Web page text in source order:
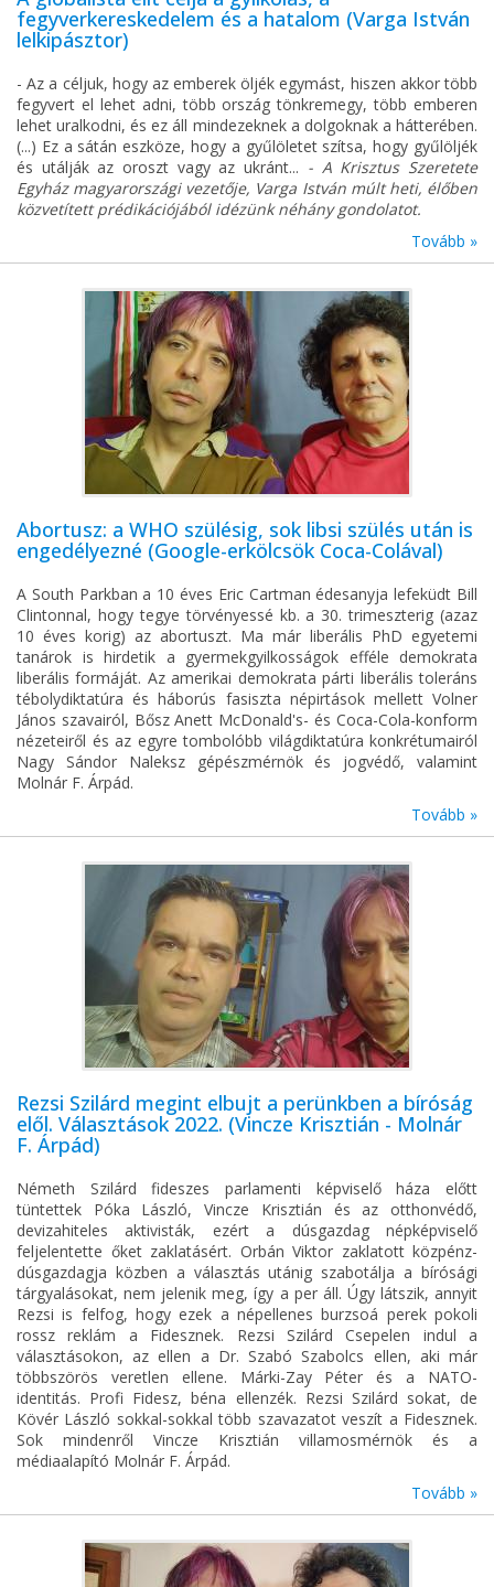
fegyverkereskedelem és a hatalom (Varga István
lelkipásztor)
- Az a céljuk, hogy az emberek öljék egymást, hiszen akkor több
fegyvert el lehet adni, több ország tönkremegy, több emberen
lehet uralkodni, és ez áll mindezeknek a dolgoknak a hátterében.
(...) Ez a sátán eszköze, hogy a gyűlöletet szítsa, hogy gyűlöljék
és utálják az oroszt vagy az ukránt... - A Krisztus Szeretete
Egyház magyarországi vezetője, Varga István múlt heti, élőben
közvetített prédikációjából idézünk néhány gondolatot.
Tovább »
Abortusz: a WHO szülésig, sok libsi szülés után is
engedélyezné (Google-erkölcsök Coca-Colával)
A South Parkban a 10 éves Eric Cartman édesanyja lefeküdt Bill
Clintonnal, hogy tegye törvényessé kb. a 30. trimeszterig (azaz
10 éves korig) az abortuszt. Ma már liberális PhD egyetemi
tanárok is hirdetik a gyermekgyilkosságok efféle demokrata
liberális formáját. Az amerikai demokrata párti liberális toleráns
tébolydiktatúra és háborús fasiszta népirtások mellett Volner
János szavairól, Bősz Anett McDonald's- és Coca-Cola-konform
nézeteiről és az egyre tombolóbb világdiktatúra konkrétumairól
Nagy Sándor Naleksz gépészmérnök és jogvédő, valamint
Molnár F. Árpád.
Tovább »
Rezsi Szilárd megint elbujt a perünkben a bíróság
elől. Választások 2022. (Vincze Krisztián - Molnár
F. Árpád)
Németh Szilárd fideszes parlamenti képviselő háza előtt
tüntettek Póka László, Vincze Krisztián és az otthonvédő,
devizahiteles aktivisták, ezért a dúsgazdag népképviselő
feljelentette őket zaklatásért. Orbán Viktor zaklatott közpénz-
dúsgazdagja közben a választás utánig szabotálja a bírósági
tárgyalásokat, nem jelenik meg, így a per áll. Úgy látszik, annyit
Rezsi is felfog, hogy ezek a népellenes burzsoá perek pokoli
rossz reklám a Fidesznek. Rezsi Szilárd Csepelen indul a
választásokon, az ellen a Dr. Szabó Szabolcs ellen, aki már
többszörös veretlen ellene. Márki-Zay Péter és a NATO-
identitás. Profi Fidesz, béna ellenzék. Rezsi Szilárd sokat, de
Kövér László sokkal-sokkal több szavazatot veszít a Fidesznek.
Sok mindenről Vincze Krisztián villamosmérnök és a
médiaalapító Molnár F. Árpád.
Tovább »